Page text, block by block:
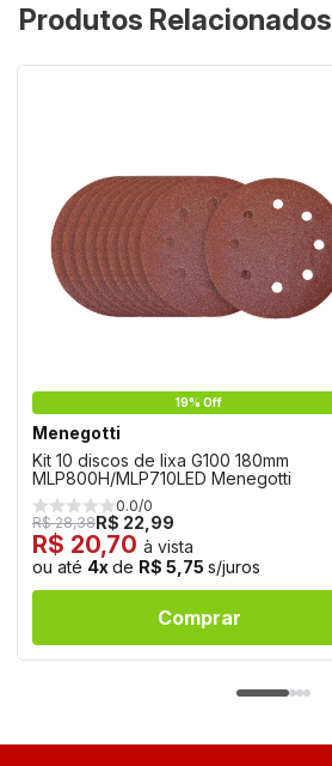
Produtos Relacionados
19% Off
Menegotti
Kit 10 discos de lixa G100 180mm
MLP800H/MLP710LED Menegotti
0.0/0
R$ 28,38R$ 22,99
R$ 20,70 à vista
ou até 4x de R$ 5,75 s/juros
Comprar